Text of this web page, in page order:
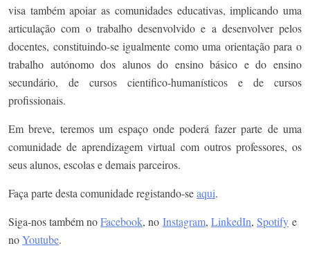
visa também apoiar as comunidades educativas, implicando uma
articulação com o trabalho desenvolvido e a desenvolver pelos
docentes, constituindo-se igualmente como uma orientação para o
trabalho autónomo dos alunos do ensino básico e do ensino
secundário, de cursos cientifico-humanísticos e de cursos
profissionais.
Em breve, teremos um espaço onde poderá fazer parte de uma
comunidade de aprendizagem virtual com outros professores, os
seus alunos, escolas e demais parceiros.
Faça parte desta comunidade registando-seaqui.
Siga-nos também noFacebook, no Instagram, LinkedIn, Spotify e
noYoutube.